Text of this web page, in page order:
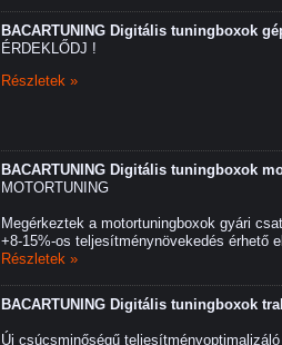
BACARTUNING Digitális tuningboxok
ÉRDEKLŐDJ !
Részletek »
BACARTUNING Digitális tuningboxok
MOTORTUNING
Megérkeztek a motortuningboxok gyári
+8-15%-os teljesítménynövekedés érhető
Részletek »
BACARTUNING Digitális tuningboxok
Új csúcsminőségű